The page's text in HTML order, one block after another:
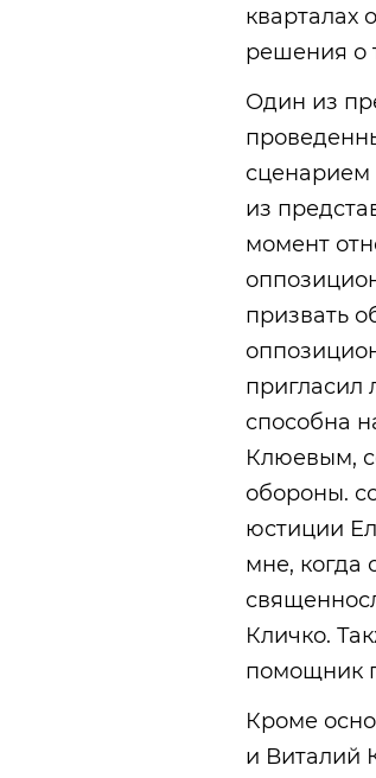
кварталах
решения о
Один из
сценарием
из
момент
призвать
пригласил
способна
Клюевым,
обороны.
юстиции
мне, когда
Кличко.
помощник
Кроме
и Виталий